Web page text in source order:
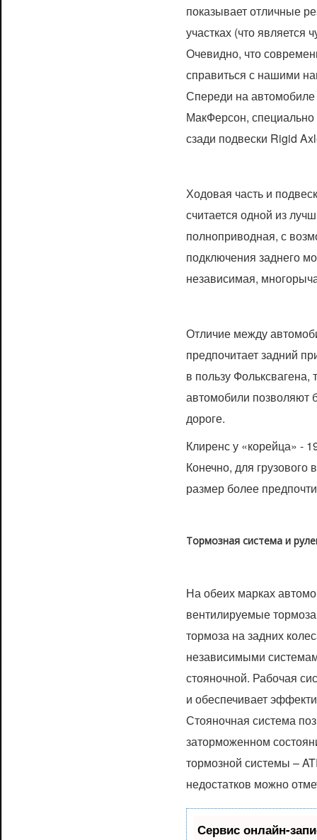
показывает отличные
участках (что является
Очевидно, что
справиться с нашими
Спереди на автомобиле
МакФерсон,
сзади подвески Rigid
Ходовая часть и
считается одной из
полноприводная, с
подключения заднего
независимая,
Отличие между
предпочитает задний
в пользу
автомобили позволяют
дороге.
Клиренс у «корейца» -
Конечно, для
размер более
Тормозная система и
На обеих марках
вентилируемые
тормоза на задних
независимыми
стояночной. Рабочая
и обеспечивает
Стояночная система
заторможенном
тормозной системы –
недостатков можно
Сервис онлайн-